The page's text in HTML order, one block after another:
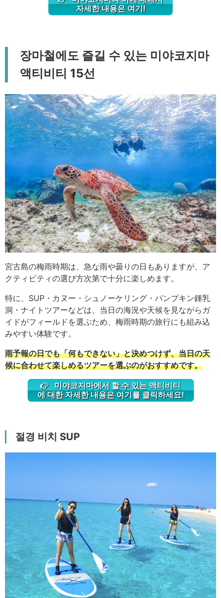
자세한 내용은 여기!
장마철에도 즐길 수 있는 미야코지마
액티비티 15선
宮古島の梅雨時期は、急な雨や曇りの日もありますが、ア
クティビティの選び方次第で十分に楽しめます。
特に、SUP・カヌー・シュノーケリング・パンプキン鍾乳
洞・ナイトツアーなどは、当日の海況や天候を見ながらガ
イドがフィールドを選ぶため、梅雨時期の旅行にも組み込
みやすい体験です。
雨予報の日でも「何もできない」と決めつけず、当日の天
候に合わせて楽しめるツアーを選ぶのがおすすめです。
미야코지마에서 할 수 있는 액티비티
에 대한 자세한 내용은 여기를 클릭하세요!
절경 비치 SUP